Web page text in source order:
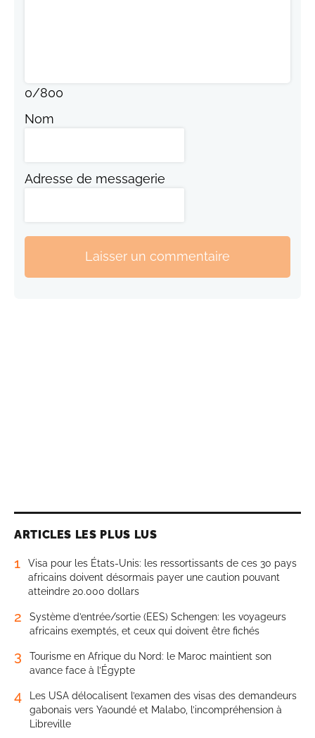
0/800
Nom
Adresse de messagerie
Laisser un commentaire
ARTICLES LES PLUS LUS
1
Visa pour les États-Unis: les ressortissants de ces 30 pays
africains doivent désormais payer une caution pouvant
atteindre 20.000 dollars
2
Système d’entrée/sortie (EES) Schengen: les voyageurs
africains exemptés, et ceux qui doivent être fichés
3
Tourisme en Afrique du Nord: le Maroc maintient son
avance face à l’Égypte
4
Les USA délocalisent l’examen des visas des demandeurs
gabonais vers Yaoundé et Malabo, l’incompréhension à
Libreville